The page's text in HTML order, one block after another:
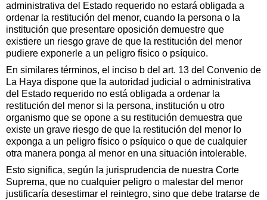
administrativa del Estado requerido no estará obligada a
ordenar la restitución del menor, cuando la persona o la
institución que presentare oposición demuestre que
existiere un riesgo grave de que la restitución del menor
pudiere exponerle a un peligro físico o psíquico.
En similares términos, el inciso b del art. 13 del Convenio de
La Haya dispone que la autoridad judicial o administrativa
del Estado requerido no está obligada a ordenar la
restitución del menor si la persona, institución u otro
organismo que se opone a su restitución demuestra que
existe un grave riesgo de que la restitución del menor lo
exponga a un peligro físico o psíquico o que de cualquier
otra manera ponga al menor en una situación intolerable.
Esto significa, según la jurisprudencia de nuestra Corte
Suprema, que no cualquier peligro o malestar del menor
justificaría desestimar el reintegro, sino que debe tratarse de